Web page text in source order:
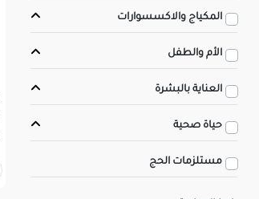
المكياج والاكسسوارات
الأم والطفل
العناية بالبشرة
حياة صحية
مستلزمات الحج